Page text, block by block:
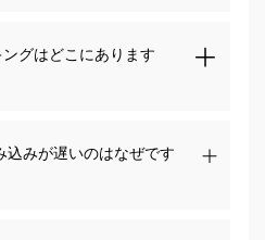
グはどこにあります
込みが遅いのはなぜです